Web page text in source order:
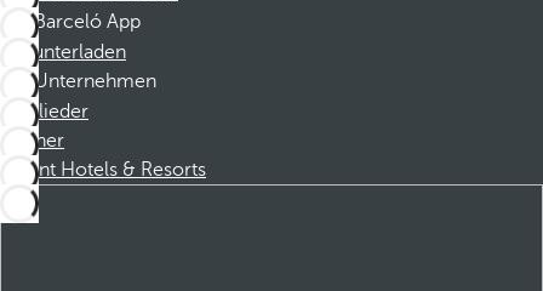
Barceló App
Herunterladen
Unternehmen
Mitglieder
Partner
Dorint Hotels & Resorts